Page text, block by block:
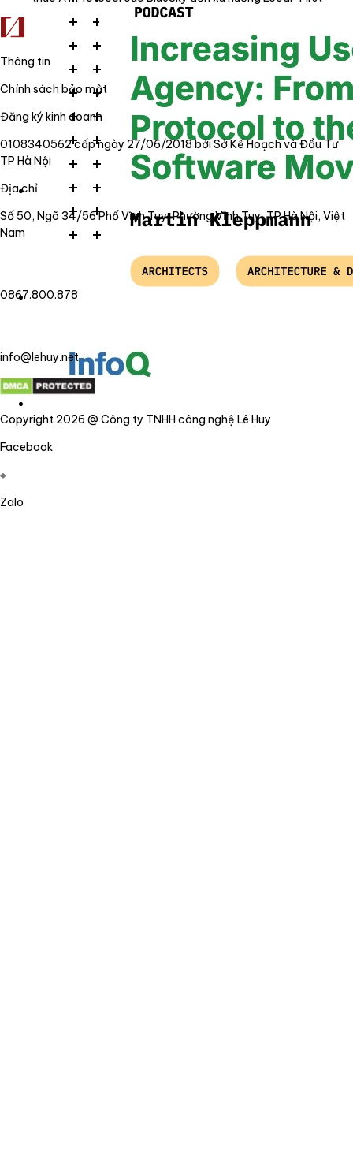
Thông tin
Chính sách bảo mật
Đăng ký kinh doanh
0108340562 cấp ngày 27/06/2018 bởi Sở Kế Hoạch và Đầu Tư
TP Hà Nội
Địa chỉ
Số 50, Ngõ 34/56 Phố Vĩnh Tuy, Phường Vĩnh Tuy, TP Hà Nội, Việt
Nam
0867.800.878
info@lehuy.net
Copyright 2026 @ Công ty TNHH công nghệ Lê Huy
Facebook
Zalo